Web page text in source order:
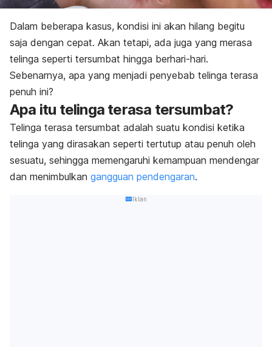
Dalam beberapa kasus, kondisi ini akan hilang begitu
saja dengan cepat. Akan tetapi, ada juga yang merasa
telinga seperti tersumbat hingga berhari-hari.
Sebenarnya, apa yang menjadi penyebab telinga terasa
penuh ini?
Apa itu telinga terasa tersumbat?
Telinga terasa tersumbat adalah suatu kondisi ketika
telinga yang dirasakan seperti tertutup atau penuh oleh
sesuatu, sehingga memengaruhi kemampuan mendengar
dan menimbulkan gangguan pendengaran.
Iklan